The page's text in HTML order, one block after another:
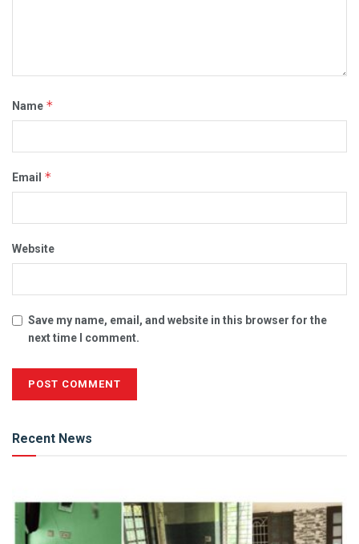
Name *
Email *
Website
Save my name, email, and website in this browser for the
next time I comment.
Recent News